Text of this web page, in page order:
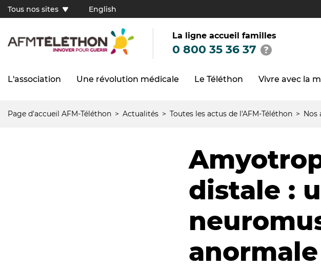
contenu
Tous
sites
(FR)
Tous nos sites English
La ligne accueil familles
0 800 35 36 37
Navigation
L'association Une révolution médicale Le Téléthon Vivre avec la
Fil
Page d'accueil AFM-Téléthon Actualités Toutes les actus de l'AFM-Téléthon Nos
distale :
anormale